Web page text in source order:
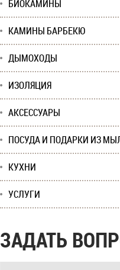
БИОКАМИНЫ
КАМИНЫ БАРБЕКЮ
ДЫМОХОДЫ
ИЗОЛЯЦИЯ
АКСЕССУАРЫ
ПОСУДА И ПОДАРКИ ИЗ
КУХНИ
УСЛУГИ
ЗАДАТЬ